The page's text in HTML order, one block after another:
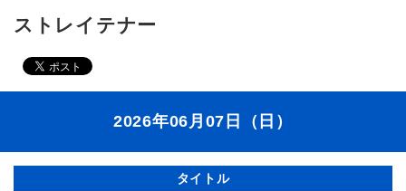
ストレイテナー
2026年06月07日（日）
タイトル